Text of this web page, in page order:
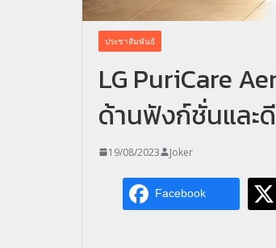
ประชาสัมพันธ์
LG PuriCare
ด้านฟังก์ชั่นและ
19/08/2023 Joker
Facebook